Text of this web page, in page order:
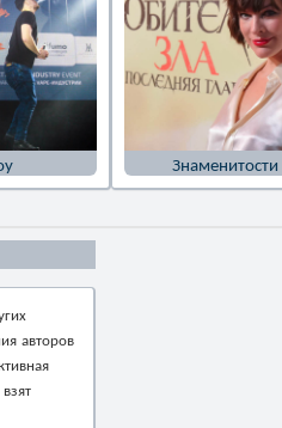
Знаменитости
авторов